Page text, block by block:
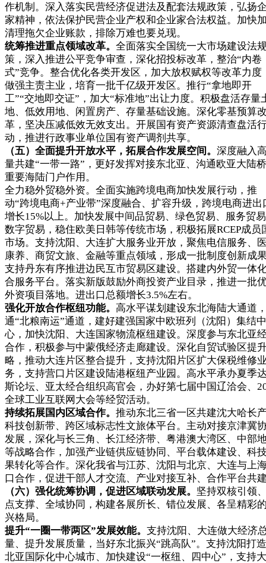
作机制。深入落实民营经济促进法及配套法规政策，弘扬
家精神，依法保护民营企业产权和企业家合法权益。加快
清理拖欠企业账款，排除万难也要兑现。
统筹推进重点领域改革。 全面落实全国统一大市场建设法
策，深入推进公平竞争审查，深化招投标改革，整治“内卷
式”竞争。整合优化各类开发区，加大放权赋权等改革力度
做强主责主业，培育一批千亿级开发区。推行“拿地即开
工”“交地即交证”，加大“标准地”出让力度。积极盘活存量
地、低效用地、闲置房产、存量基础设施。深化零基预算
革，坚决压减低效无效支出。开展国有资产资源清查盘活
动，推进行政事业单位国有资产调剂共享。
（五）全面提升开放水平，拓展合作发展空间。 深度融入
量共建“一带一路”，更好发挥对接东北亚、沟通欧亚大陆
重要海陆门户作用。
全力稳外贸稳外资。全面实施跨境电商加快发展行动，推
动“跨境电商+产业带”深度融合、扩容升级，跨境电商进出
增长15%以上。加快发展中间品贸易、绿色贸易、服务贸
数字贸易，稳住欧美日韩等传统市场，积极拓展RCEP成员
市场。支持沈阳、大连扩大服务业开放，聚焦电信服务、
康养、商贸文旅、金融等重点领域，形成一批制度创新成
支持丹东有序推进边民互市贸易区建设。搭建内外贸一体
合服务平台。落实新版鼓励外商投资产业目录，推进一批
外资项目落地。进出口总额增长3.5%左右。
强化开放合作枢纽功能。 高水平谋划建设东北海陆大通道
通“北粮南运”通道，建好建强国家中欧班列（沈阳）集结中
心，加快沈阳、大连国家物流枢纽建设。深度参与东北亚
合作，积极参与中蒙俄经济走廊建设。深化自贸试验区提
略，推动大连片区整合提升，支持沈阳片区扩大保税维修
务，支持营口片区建设陆港枢纽产业园。高水平承办夏季
斯论坛、亚太经合组织高官会，办好第七届中国辽洽会、
全球工业互联网大会等经贸活动。
持续拓展国内区域合作。 推动东北三省一区共建沈大哈长
科技创新带、跨区域标志性文旅体平台。主动对接京津冀
发展，深化与长三角、长江经济带、粤港澳大湾区、中部
等战略合作，加强产业链供应链协同、平台载体建设、科
果转化等合作。深化我省与江苏、沈阳与北京、大连与上
口合作，促进干部人才交流、产业对接互补、合作平台共
（六）强化统筹协调，促进区域联动发展。 坚持双核引领
点支撑、全域协同，构建各展所长、错位发展、各呈精彩
兴格局。
提升“一圈一带两区”发展效能。 支持沈阳、大连做大经济
量、提升发展质量，当好东北振兴“跳高队”。支持沈阳打
北亚国际化中心城市、加快建设“一枢纽、四中心”，支持